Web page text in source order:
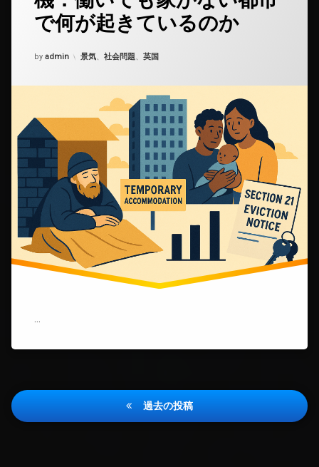
で何が起きているのか
Updated on 2025年12月8日
by admin カテゴリー:
景気、 社会問題、 英国
…
ト
を
ぞ
ン
の
ホ
ー
ス
危
機：
働
て
も
起
投
稿
過去の投稿